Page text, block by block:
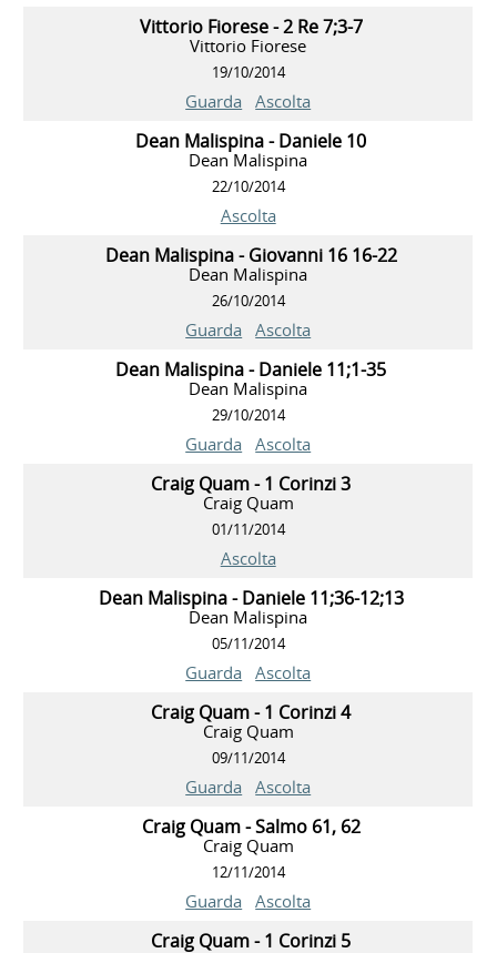
Vittorio Fiorese - 2 Re 7;3-7
Vittorio Fiorese
19/10/2014
Guarda Ascolta
Dean Malispina - Daniele 10
Dean Malispina
22/10/2014
Ascolta
Dean Malispina - Giovanni 16 16-22
Dean Malispina
26/10/2014
Guarda Ascolta
Dean Malispina - Daniele 11;1-35
Dean Malispina
29/10/2014
Guarda Ascolta
Craig Quam - 1 Corinzi 3
Craig Quam
01/11/2014
Ascolta
Dean Malispina - Daniele 11;36-12;13
Dean Malispina
05/11/2014
Guarda Ascolta
Craig Quam - 1 Corinzi 4
Craig Quam
09/11/2014
Guarda Ascolta
Craig Quam - Salmo 61, 62
Craig Quam
12/11/2014
Guarda Ascolta
Craig Quam - 1 Corinzi 5